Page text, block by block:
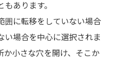
あります。
囲に転移をしていない場合
い場合を中心に選択されま
か小さな穴を開け、そこか